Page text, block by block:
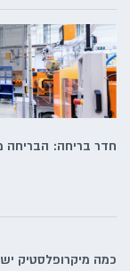
חדר בריחה:
כמה מיקרופלסטיק